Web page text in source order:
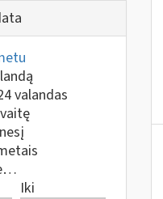
valandas
Iki